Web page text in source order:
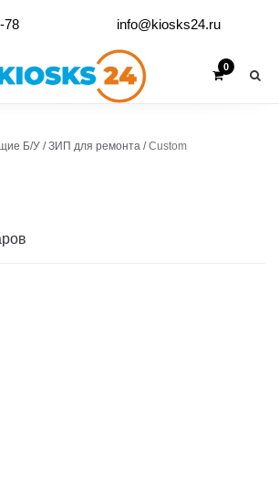
78 info@kiosks24.ru
Б/У /ЗИП для ремонта /Custom